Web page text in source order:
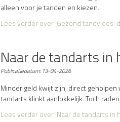
alleen voor je tanden en kiezen.
Lees verderover 'Gezond tandvlees:
Naar de tandarts in
Publicatiedatum: 13-04-2026
Minder geld kwijt zijn, direct
tandarts klinkt aanlokkelijk. Toch
Lees verderover 'Naar de tandarts in